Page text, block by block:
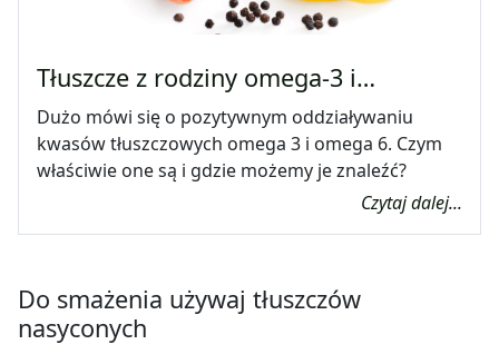
Tłuszcze z rodziny omega-3 i…
Dużo mówi się o pozytywnym oddziaływaniu
kwasów tłuszczowych omega 3 i omega 6. Czym
właściwie one są i gdzie możemy je znaleźć?
Czytaj dalej...
Do smażenia używaj tłuszczów
nasyconych